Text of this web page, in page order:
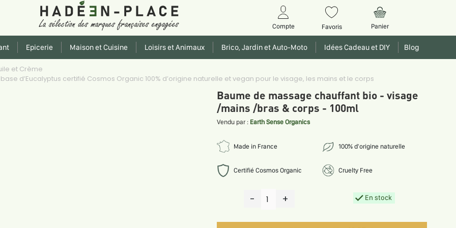
Compte Favoris Panier
Epicerie Maison et Cuisine Loisirs et Animaux Brico, Jardin et Auto-Moto Idées Cadeau et DIY Blog
et Crème
d’Eucalyptus certifié Cosmos Organic 100% d’origine naturelle et vegan pour le visage, les mains et le corps
Baume de massage chauffant bio - visage
/mains /bras & corps - 100ml
Vendu par : Earth Sense Organics
Made in France 100% d'origine naturelle
Certifié Cosmos Organic Cruelty Free
- 1 + En stock